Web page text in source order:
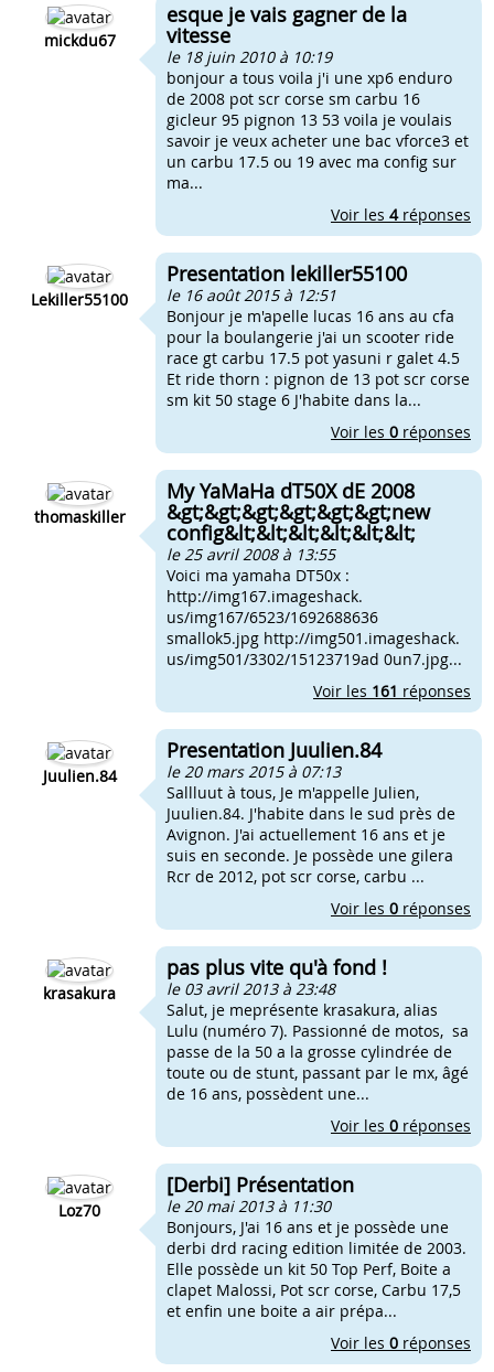
mickdu67
esque je vais gagner de la
vitesse
le 18 juin 2010 à 10:19
bonjour a tous voila j'i une xp6 enduro
de 2008 pot scr corse sm carbu 16
gicleur 95 pignon 13 53 voila je voulais
savoir je veux acheter une bac vforce3 et
un carbu 17.5 ou 19 avec ma config sur
ma...
Voir les 4réponses
Lekiller55100
Presentation lekiller55100
le 16 août 2015 à 12:51
Bonjour je m'apelle lucas 16 ans au cfa
pour la boulangerie j'ai un scooter ride
race gt carbu 17.5 pot yasuni r galet 4.5
Et ride thorn : pignon de 13 pot scr corse
sm kit 50 stage 6 J'habite dans la...
Voir les 0 réponses
thomaskiller
My YaMaHa dT50X dE 2008
&gt;&gt;&gt;&gt;&gt;&gt;new
config&lt;&lt;&lt;&lt;&lt;&lt;
le 25 avril 2008 à 13:55
Voici ma yamaha DT50x :
http://img167.imageshack.
us/img167/6523/1692688636
smallok5.jpg http://img501.imageshack.
us/img501/3302/15123719ad 0un7.jpg...
Voir les 161 réponses
Juulien.84
Presentation Juulien.84
le 20 mars 2015 à 07:13
Sallluut à tous, Je m'appelle Julien,
Juulien.84. J'habite dans le sud près de
Avignon. J'ai actuellement 16 ans et je
suis en seconde. Je possède une gilera
Rcr de 2012, pot scr corse, carbu ...
Voir les 0 réponses
krasakura
pas plus vite qu'à fond !
le 03 avril 2013 à 23:48
Salut, je meprésente krasakura, alias
Lulu (numéro 7). Passionné de motos, sa
passe de la 50 a la grosse cylindrée de
toute ou de stunt, passant par le mx, âgé
de 16 ans, possèdent une...
Voir les 0 réponses
Loz70
[Derbi] Présentation
le 20 mai 2013 à 11:30
Bonjours, J'ai 16 ans et je possède une
derbi drd racing edition limitée de 2003.
Elle possède un kit 50 Top Perf, Boite a
clapet Malossi, Pot scr corse, Carbu 17,5
et enfin une boite a air prépa...
Voir les 0 réponses